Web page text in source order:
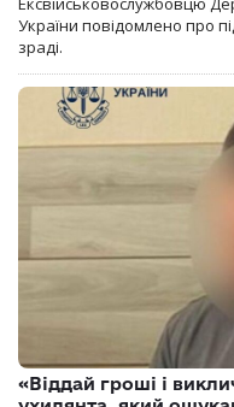
України повідомлено про
зраді.
«Віддай гроші і